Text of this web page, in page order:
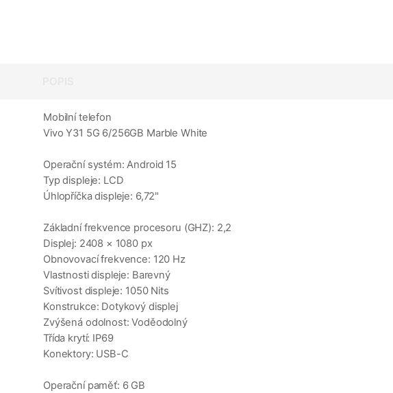
Mobilní telefon
Vivo Y31 5G 6/256GB Marble White
Operační systém: Android 15
Typ displeje: LCD
Úhlopříčka displeje: 6,72"
Základní frekvence procesoru (GHZ): 2,2
Displej: 2408 × 1080 px
Obnovovací frekvence: 120 Hz
Vlastnosti displeje: Barevný
Svítivost displeje: 1050 Nits
Konstrukce: Dotykový displej
Zvýšená odolnost: Voděodolný
Třída krytí: IP69
Konektory: USB-C
Operační paměť: 6 GB